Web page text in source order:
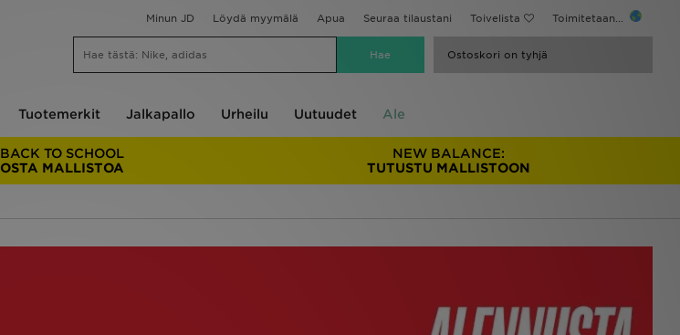
Minun JD Löydä myymälä Apua Seuraa tilaustani Toivelista Toimitetaan...
Ostoskori on tyhjä
Tuotemerkit Jalkapallo Urheilu Uutuudet Ale
BACK TO SCHOOL
OSTA MALLISTOA
NEW BALANCE:
TUTUSTU MALLISTOON